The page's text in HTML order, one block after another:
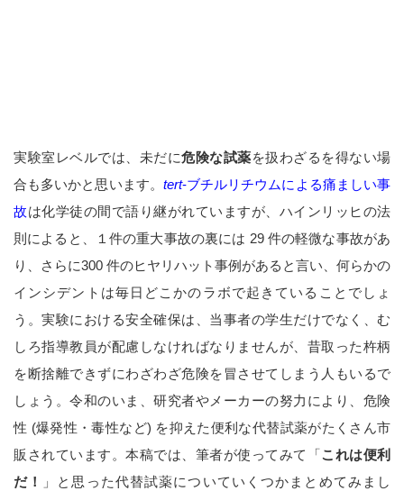
実験室レベルでは、未だに危険な試薬を扱わざるを得ない場
合も多いかと思います。 tert-ブチルリチウムによる痛ましい事
故は化学徒の間で語り継がれていますが、ハインリッヒの法
則によると、１件の重大事故の裏には 29 件の軽微な事故があ
り、さらに300 件のヒヤリハット事例があると言い、何らかの
インシデントは毎日どこかのラボで起きていることでしょ
う。実験における安全確保は、当事者の学生だけでなく、む
しろ指導教員が配慮しなければなりませんが、昔取った杵柄
を断捨離できずにわざわざ危険を冒させてしまう人もいるで
しょう。令和のいま、研究者やメーカーの努力により、危険
性 (爆発性・毒性など) を抑えた便利な代替試薬がたくさん市
販されています。本稿では、筆者が使ってみて「これは便利
だ！
」と思った代替試薬についていくつかまとめてみまし